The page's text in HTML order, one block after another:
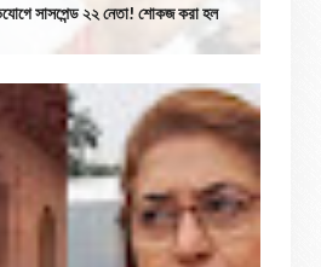
সাসপেন্ড ২২ নেতা! শোকজ করা হল